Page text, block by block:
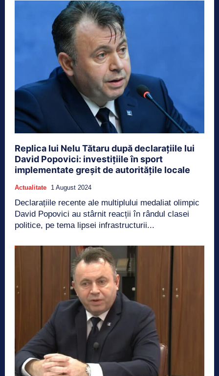
Replica lui Nelu Tătaru după declarațiile lui
David Popovici: investițiile în sport
implementate greșit de autoritățile locale
Actualitate 1 August 2024
Declarațiile recente ale multiplului medaliat olimpic
David Popovici au stârnit reacții în rândul clasei
politice, pe tema lipsei infrastructurii...